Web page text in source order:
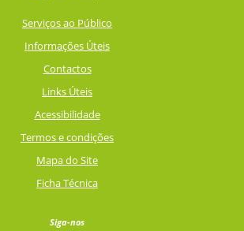
Serviços ao Público
Informações Úteis
Contactos
Links Úteis
Acessibilidade
Termos e condições
Mapa do Site
Ficha Técnica
Siga-nos